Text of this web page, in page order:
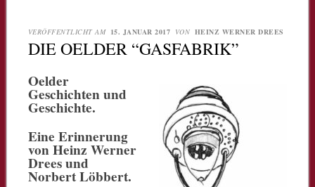
VERÖFFENTLICHT AM 15. JANUAR 2017 VON HEINZ WERNER DREES
DIE OELDER “GASFABRIK”
Oelder
Geschichten und
Geschichte.
Eine Erinnerung
von Heinz Werner
Drees und
Norbert Löbbert.